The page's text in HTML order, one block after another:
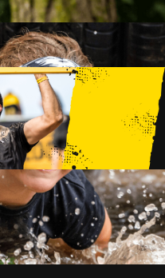
SOPOT
24/26.09.2026
ROLANTOWICE
MODLIN